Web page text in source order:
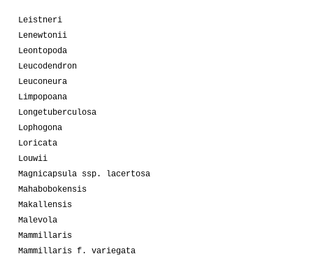
Leistneri
Lenewtonii
Leontopoda
Leucodendron
Leuconeura
Limpopoana
Longetuberculosa
Lophogona
Loricata
Louwii
Magnicapsula ssp. lacertosa
Mahabobokensis
Makallensis
Malevola
Mammillaris
Mammillaris f. variegata